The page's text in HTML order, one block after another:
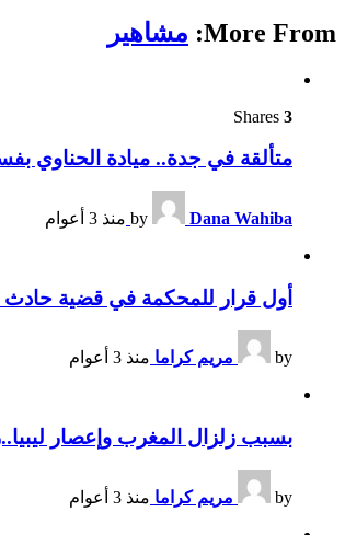
More From: مشاهير
3
متألقة في جدة.. ميادة الحناوي
by Dana Wahiba منذ 3 أعوام
أول قرار للمحكمة في قضية حادث
by مريم كراما منذ 3 أعوام
بسبب زلزال المغرب وإعصار
by مريم كراما منذ 3 أعوام